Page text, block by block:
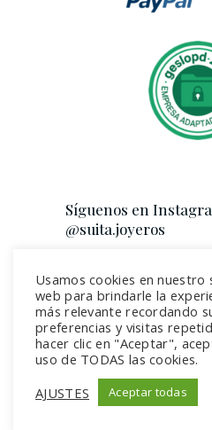
Síguenos en
@suita.joyeros
2026. All rights
Privacy
Usamos cookies en nuestro
web para brindarle la
más relevante recordando
preferencias y visitas
hacer clic en "Aceptar",
uso de TODAS las cookies.
AJUSTES
Aceptar todas